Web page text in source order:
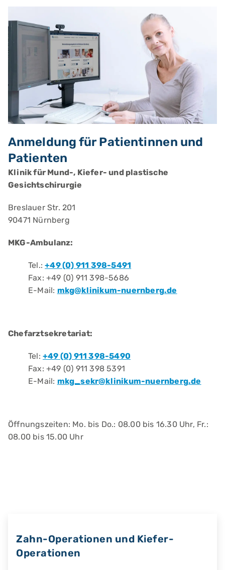
Anmeldung für Patientinnen und
Patienten
Klinik für Mund-, Kiefer- und plastische
Gesichtschirurgie
Breslauer Str. 201
90471 Nürnberg
MKG-Ambulanz:
Tel.:+49 (0) 911 398-5491
Fax: +49 (0) 911 398-5686
E-Mail: mkg@klinikum-nuernberg.de
Chefarztsekretariat:
Tel: +49 (0) 911 398-5490
Fax: +49 (0) 911 398 5391
E-Mail: mkg_sekr@klinikum-nuernberg.de
Öffnungszeiten: Mo. bis Do.: 08.00 bis 16.30 Uhr, Fr.:
08.00 bis 15.00 Uhr
Zahn-Operationen und Kiefer-
Operationen